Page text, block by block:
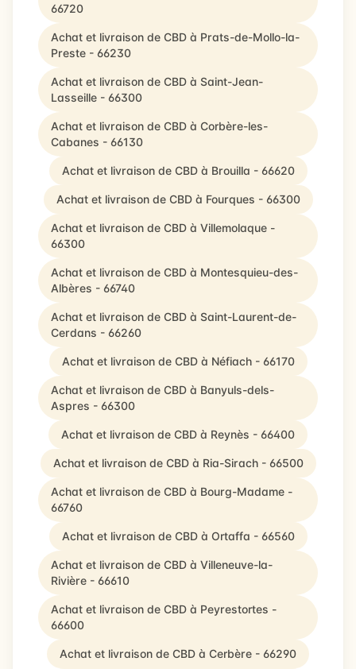
66720
Achat et livraison de CBD à Prats-de-Mollo-la-
Preste - 66230
Achat et livraison de CBD à Saint-Jean-
Lasseille - 66300
Achat et livraison de CBD à Corbère-les-
Cabanes - 66130
Achat et livraison de CBD à Brouilla - 66620
Achat et livraison de CBD à Fourques - 66300
Achat et livraison de CBD à Villemolaque -
66300
Achat et livraison de CBD à Montesquieu-des-
Albères - 66740
Achat et livraison de CBD à Saint-Laurent-de-
Cerdans - 66260
Achat et livraison de CBD à Néfiach - 66170
Achat et livraison de CBD à Banyuls-dels-
Aspres - 66300
Achat et livraison de CBD à Reynès - 66400
Achat et livraison de CBD à Ria-Sirach - 66500
Achat et livraison de CBD à Bourg-Madame -
66760
Achat et livraison de CBD à Ortaffa - 66560
Achat et livraison de CBD à Villeneuve-la-
Rivière - 66610
Achat et livraison de CBD à Peyrestortes -
66600
Achat et livraison de CBD à Cerbère - 66290